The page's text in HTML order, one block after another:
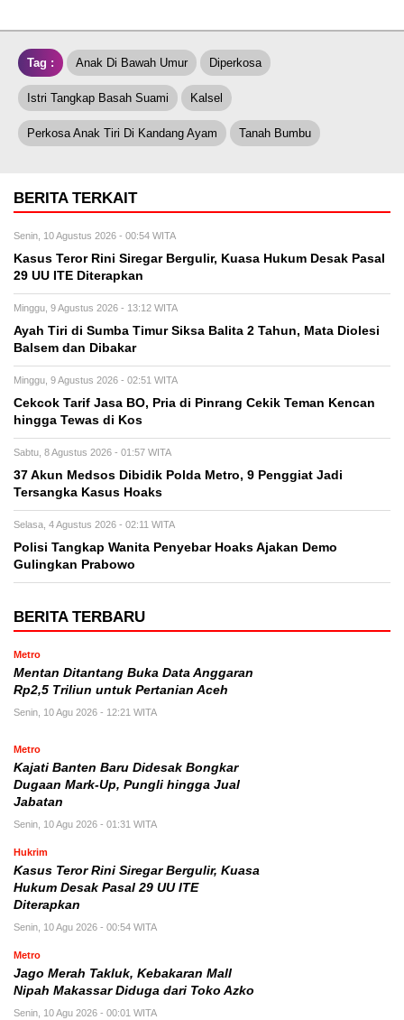
Tag : Anak Di Bawah Umur Diperkosa
Istri Tangkap Basah Suami Kalsel
Perkosa Anak Tiri Di Kandang Ayam Tanah Bumbu
BERITA TERKAIT
Senin, 10 Agustus 2026 - 00:54 WITA
Kasus Teror Rini Siregar Bergulir, Kuasa Hukum Desak Pasal
29 UU ITE Diterapkan
Minggu, 9 Agustus 2026 - 13:12 WITA
Ayah Tiri di Sumba Timur Siksa Balita 2 Tahun, Mata Diolesi
Balsem dan Dibakar
Minggu, 9 Agustus 2026 - 02:51 WITA
Cekcok Tarif Jasa BO, Pria di Pinrang Cekik Teman Kencan
hingga Tewas di Kos
Sabtu, 8 Agustus 2026 - 01:57 WITA
37 Akun Medsos Dibidik Polda Metro, 9 Penggiat Jadi
Tersangka Kasus Hoaks
Selasa, 4 Agustus 2026 - 02:11 WITA
Polisi Tangkap Wanita Penyebar Hoaks Ajakan Demo
Gulingkan Prabowo
BERITA TERBARU
Metro
Mentan Ditantang Buka Data Anggaran
Rp2,5 Triliun untuk Pertanian Aceh
Senin, 10 Agu 2026 - 12:21 WITA
Metro
Kajati Banten Baru Didesak Bongkar
Dugaan Mark-Up, Pungli hingga Jual
Jabatan
Senin, 10 Agu 2026 - 01:31 WITA
Hukrim
Kasus Teror Rini Siregar Bergulir, Kuasa
Hukum Desak Pasal 29 UU ITE
Diterapkan
Senin, 10 Agu 2026 - 00:54 WITA
Metro
Jago Merah Takluk, Kebakaran Mall
Nipah Makassar Diduga dari Toko Azko
Senin, 10 Agu 2026 - 00:01 WITA